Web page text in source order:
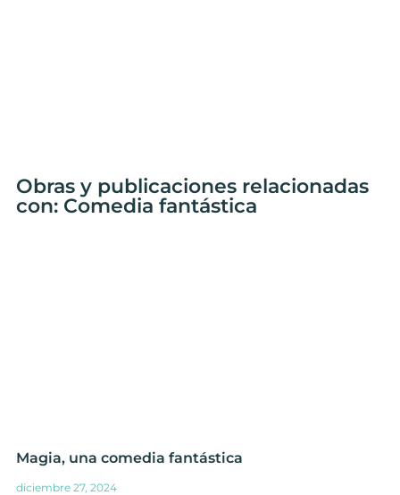
Obras y publicaciones relacionadas
con: Comedia fantástica
Magia, una comedia fantástica
diciembre 27, 2024